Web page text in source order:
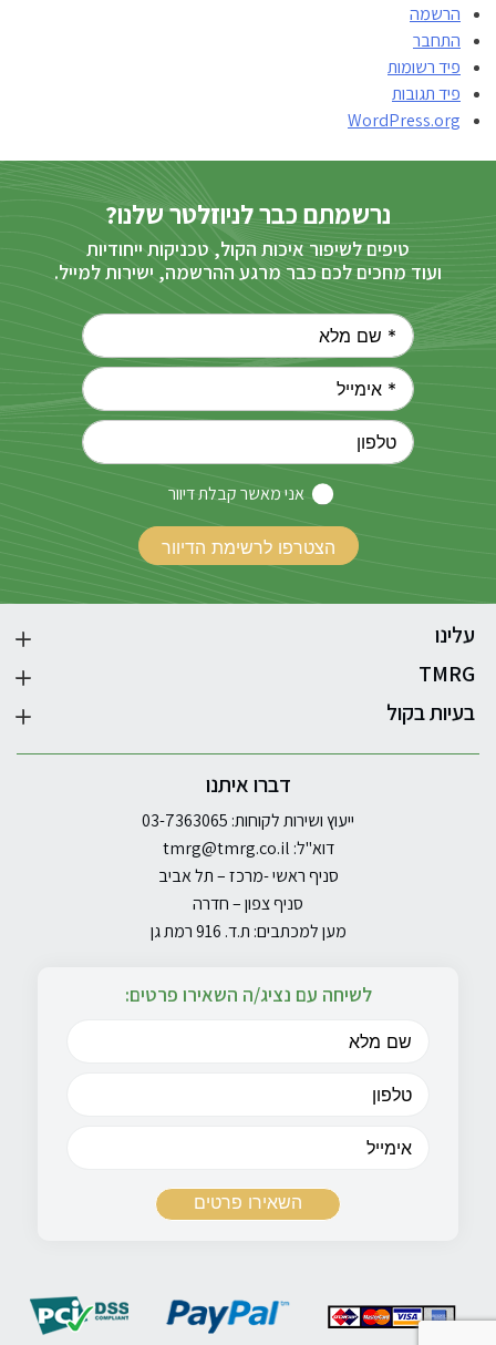
הרשמה
התחבר
פיד רשומות
פיד תגובות
WordPress.org
נרשמתם כבר לניוזלטר שלנו?
טיפים לשיפור איכות הקול, טכניקות ייחודיות
ועוד מחכים לכם כבר מרגע ההרשמה, ישירות למייל.
אני מאשר קבלת דיוור
עלינו
TMRG
בעיות בקול
דברו איתנו
ייעוץ ושירות לקוחות: 03-7363065
דוא"ל: tmrg@tmrg.co.il
סניף ראשי -מרכז – תל אביב
סניף צפון – חדרה
מען למכתבים: ת.ד. 916 רמת גן
לשיחה עם נציג/ה השאירו פרטים: